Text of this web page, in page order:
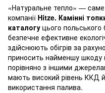
«Натуральне тепло» —
компанії Hitze. Камінні
каталогу цього польського
безпечне ефективне
здійснюють обігрів за
приносить найменшу
порівняно з іншими
мають високий рівень ККД
використання палива.